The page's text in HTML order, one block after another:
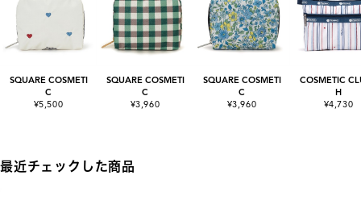
SQUARE COSMETI
C
¥5,500
SQUARE COSMETI
C
¥3,960
SQUARE COSMETI
C
¥3,960
COSMETIC
H
¥4,730
最近チェックした商品